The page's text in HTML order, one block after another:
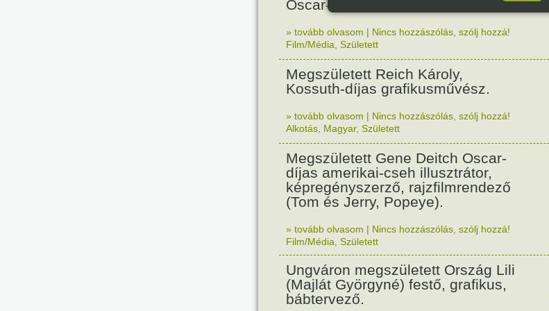
Oscar-díjas olasz filmproducer.
» tovább olvasom | Nincs hozzászólás, szólj hozzá!
Film/Média Született
Megszületett Reich Károly,
Kossuth-díjas grafikusművész.
» tovább olvasom | Nincs hozzászólás, szólj hozzá!
Alkotás Magyar, Született
Megszületett Gene Deitch Oscar-
díjas amerikai-cseh illusztrátor,
képregényszerző, rajzfilmrendező
(Tom és Jerry, Popeye).
» tovább olvasom | Nincs hozzászólás, szólj hozzá!
Film/Média Született
Ungváron megszületett Ország Lili
(Majlát Györgyné) festő, grafikus,
bábtervező.